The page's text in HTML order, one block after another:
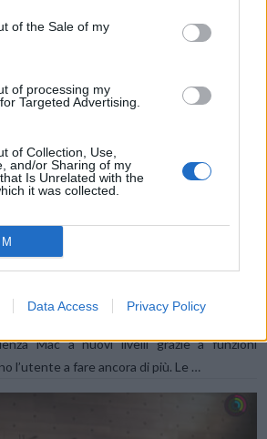
of the Sale of my
of processing my
Targeted Advertising.
of Collection, Use,
and/or Sharing of my
Is Unrelated with the
it was collected.
Data Access Privacy Policy
e nuove funzioni nel
Mac a nuovi livelli grazie a funzioni
Mac a nuovi livelli grazie a funzioni
l’utente a fare ancora di più. Le …